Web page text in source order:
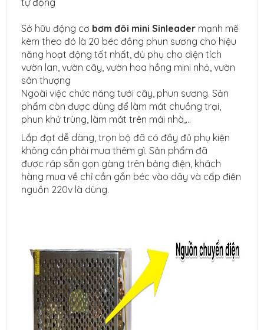
tự động
Sở hữu động cơ bơm đôi mini Sinleader mạnh mẽ
kèm theo đó là 20 béc đồng phun sương cho hiệu
năng hoạt động tốt nhất, đủ phụ cho diện tích
vườn lan, vườn cây, vườn hoa hồng mini nhỏ, vườn
sân thượng
Ngoài việc chức năng tưới cây, phun sương. Sản
phẩm còn được dùng để làm mát chuồng trại,
phun khử trùng, làm mát trên mái nhà,...
Lắp đạt dễ dàng, trọn bộ đã có đầy đủ phụ kiện
không cần phải mua thêm gì. Sản phẩm đã
được ráp sẵn gọn gàng trên bảng điện, khách
hàng mua về chỉ cần gắn béc vào dây và cấp điện
nguồn 220v là dùng.